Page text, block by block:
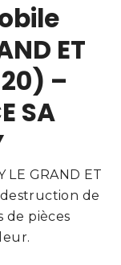
ET
–
SA
LE GRAND ET
destruction de
de pièces